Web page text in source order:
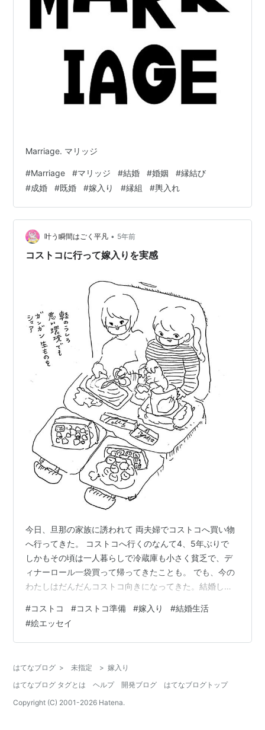
Marriage. マリッジ
#Marriage #マリッジ #結婚 #婚姻 #縁結び
#成婚 #既婚 #嫁入り #縁組 #輿入れ
叶う瞬間はごく平凡 • 5年前
コストコに行って嫁入りを実感
今日、旦那の家族に誘われて 両夫婦でコストコへ買い物
へ行ってきた。 コストコへ行くのなんて4、5年ぶりで
しかもその頃は一人暮らしで冷蔵庫も小さく貧乏で、デ
ィナーロール一袋買って帰ってきたことも。 でも、今の
わたしはだんだんコストコ向きになってきた。結婚して
る、夢のコストコ……！ むかしはなんの準備もしなかっ
たけど 今は違う。 シェア前提の準備を前日にしたぞ！
シェアのための準備 コストコ初級のわたしが準備したの
プ(大きめがおすすめ) 前回のコストコのプラ容器(なけれ
ばタッパー) …
#コストコ #コストコ準備 #嫁入り #結婚生活
#絵エッセイ
はてなブログ > 未指定 > 嫁入り
はてなブログ タグとは
ヘルプ 開発ブログ
はてなブログトップ
Copyright (C) 2001-2026 Hatena.